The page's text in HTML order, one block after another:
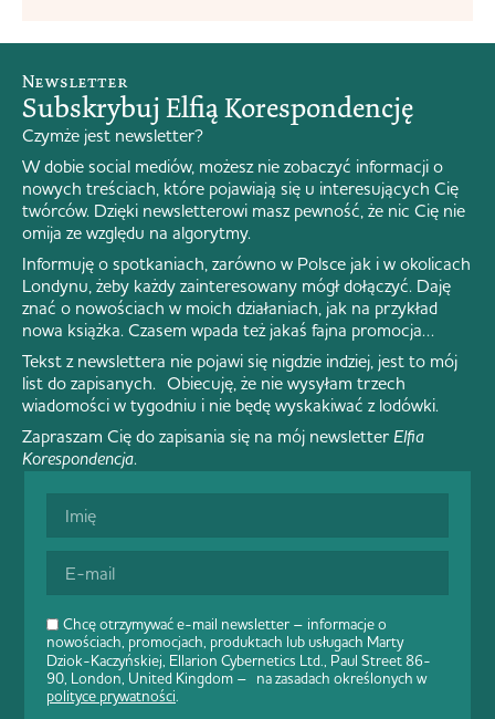
Chcę otrzymywać e-mail newsletter – informacje o
nowościach, promocjach, produktach lub usługach Marty
Dziok-Kaczyńskiej, Ellarion Cybernetics Ltd., Paul Street 86-
90, London, United Kingdom – na zasadach określonych w
polityce prywatności.
Newsletter
Subskrybuj Elfią Korespondencję
Czymże jest newsletter?
W dobie social mediów, możesz nie zobaczyć informacji o
nowych treściach, które pojawiają się u interesujących Cię
twórców. Dzięki newsletterowi masz pewność, że nic Cię nie
omija ze względu na algorytmy.
Informuję o spotkaniach, zarówno w Polsce jak i w okolicach
Londynu, żeby każdy zainteresowany mógł dołączyć. Daję
znać o nowościach w moich działaniach, jak na przykład
nowa książka. Czasem wpada też jakaś fajna promocja…
Tekst z newslettera nie pojawi się nigdzie indziej, jest to mój
list do zapisanych. Obiecuję, że nie wysyłam trzech
wiadomości w tygodniu i nie będę wyskakiwać z lodówki.
Zapraszam Cię do zapisania się na mój newsletter Elfia
Korespondencja.